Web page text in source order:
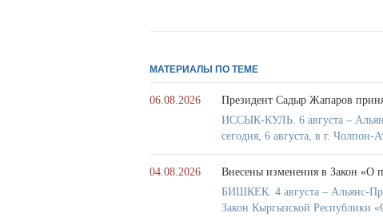
МАТЕРИАЛЫ ПО ТЕМЕ
06.08.2026
Президент Садыр Жапаров
ИССЫК-КУЛЬ. 6 августа –
сегодня, 6 августа, в г. Чолпон-
04.08.2026
Внесены изменения в Закон «О
БИШКЕК. 4 августа – Альянс-
Закон Кыргызской Республики